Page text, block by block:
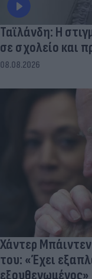
Ταϊλάνδη: Η
σε σχολείο και
08.08.2026
Χάντερ
του: «Έχει
εξουθενωμένος»